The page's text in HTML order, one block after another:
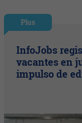
Plus
InfoJobs
vacantes en
impulso de